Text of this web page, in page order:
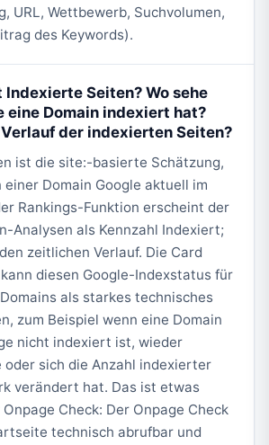
URL, Wettbewerb, Suchvolumen,
des Keywords).
Indexierte Seiten? Wo sehe
eine Domain indexiert hat?
der indexierten Seiten?
ist die site:-basierte Schätzung,
Domain Google aktuell im
Rankings-Funktion erscheint der
Analysen als Kennzahl Indexiert;
zeitlichen Verlauf. Die Card
diesen Google-Indexstatus für
als starkes technisches
zum Beispiel wenn eine Domain
nicht indexiert ist, wieder
sich die Anzahl indexierter
verändert hat. Das ist etwas
Check: Der Onpage Check
technisch abrufbar und